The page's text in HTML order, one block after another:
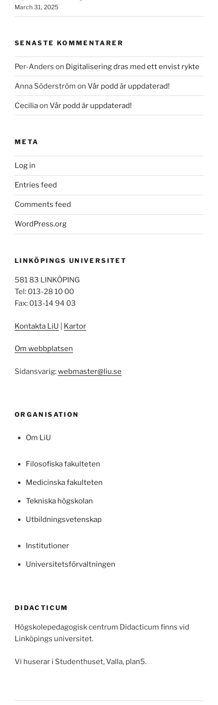
March 31, 2025
SENASTE KOMMENTARER
Per-Anders on Digitalisering dras med ett envist rykte
Anna Söderström on Vår podd är uppdaterad!
Ceciliaon Vår podd är uppdaterad!
META
Log in
Entries feed
Comments feed
WordPress.org
LINKÖPINGS UNIVERSITET
581 83 LINKÖPING
Tel: 013-28 10 00
Fax: 013-14 94 03
Kontakta LiU Kartor
Om webbplatsen
Sidansvarig:webmaster@liu.se
ORGANISATION
Om LiU
Filosofiska fakulteten
Medicinska fakulteten
Tekniska högskolan
Utbildningsvetenskap
Institutioner
Universitetsförvaltningen
DIDACTICUM
Högskolepedagogisk centrum Didacticum finns vid
Linköpings universitet.
Vi huserar i Studenthuset, Valla, plan5.